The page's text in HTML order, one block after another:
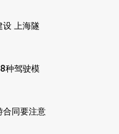
设 上海隧
种驾驶模
合同要注意